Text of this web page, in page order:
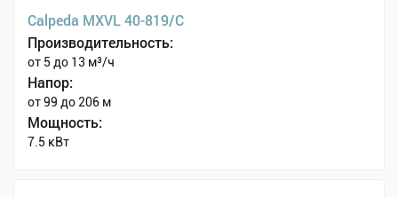
Calpeda MXVL 40-819/C
Производительность:
от 5 до 13 м³/ч
Напор:
от 99 до 206 м
Мощность:
7.5 кВт